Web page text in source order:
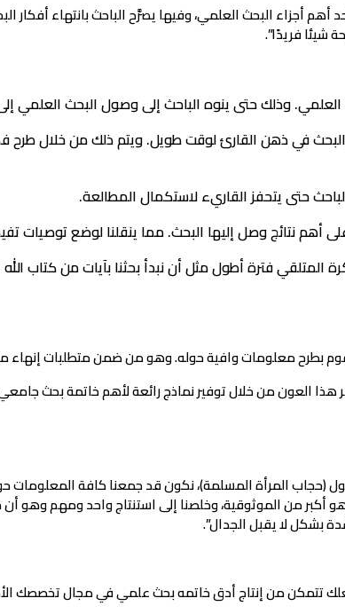
أهم أجزاء البحث العلمي، وفيها يصرَّح الباحث بانتهاء
شيئا فريدًا”.
وذلك حتى ينوه الباحث إلى وصول البحث العلمي
في ذهن القارئ لوقت طويل. ويتم ذلك من خلال طرح
حتى يتحفز القاريء لاستكمال المطالعة.
أهم نتائج وصل إليها البحث. مما ينقلنا لوضع توصيات
فترة أطول مثل أن نبدأ بحثنا بآيات من كتاب الله
معلومات وافية حوله. وهو من ضمن متطلبات إنهاء
العون من خلال توفير نماذج رائعة لأهم خاتمة بحث
(حجاب المرأة المسلمة)، نكون قد جمعنا كافة المعلومات
هو أكبر من الموثوقية، وخلصنا إلى استنتاج واحد ومهم وهو
بشكل لا يقبل الجدال”.
تتمكن من إنتاج أدق خاتمه بحث علمي في مجال تخصصك